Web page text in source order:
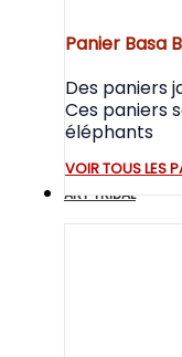
Panier Basa
Des paniers
Ces paniers
éléphants
VOIR TOUS LES
ART TRIBAL